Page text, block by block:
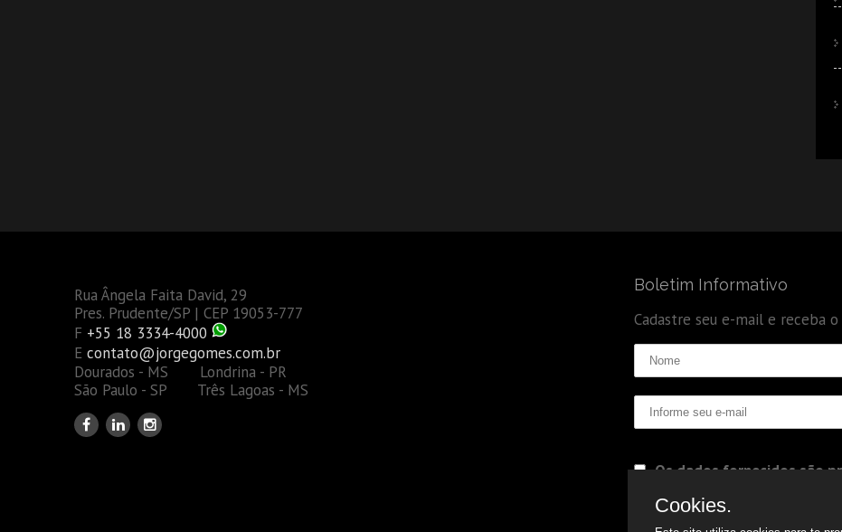
Rua Ângela Faita David, 29
Pres. Prudente/SP | CEP 19053-777
F +55 18 3334-4000
E contato@jorgegomes.com.br
Dourados - MS Londrina - PR
São Paulo - SP Três Lagoas - MS
Boletim Informativo
Cadastre seu e-mail e receba
Os dados fornecidos são
Cookies.